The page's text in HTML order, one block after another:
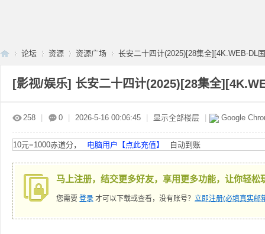
论坛 资源 资源广场 长安二十四计(2025)[28集全][4K.WEB-DL
[影视/娱乐] 长安二十四计(2025)[28集全
258 0 2026-5-16 00:06:45 显示全部楼层 Google
10元=1000赤道分， 电脑用户【点此充值】 自动到账
马上注册，结交更多好友，享用更多功能，让你轻松
您需要 登录 才可以下载或查看，没有账号？ 立即注册(必填真实邮